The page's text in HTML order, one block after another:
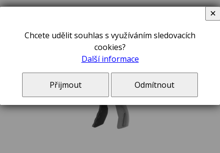
Chcete udělit souhlas s využíváním sledovacích
cookies?
Další informace
Přijmout Odmítnout
✕